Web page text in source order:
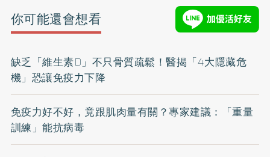
你可能還會想看
缺乏「維生素D」不只骨質疏鬆！醫揭「4大隱藏危
機」恐讓免疫力下降
免疫力好不好，竟跟肌肉量有關？專家建議：「重量
訓練」能抗病毒